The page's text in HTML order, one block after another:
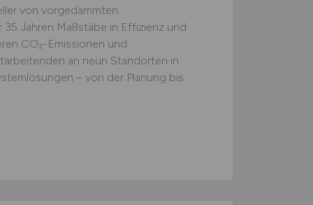
von vorgedämmten
Jahren Maßstäbe in Effizienz und
CO₂-Emissionen und
an neun Standorten in
– von der Planung bis